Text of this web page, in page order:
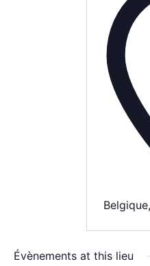
À
Belgique,
Évènements at this lieu